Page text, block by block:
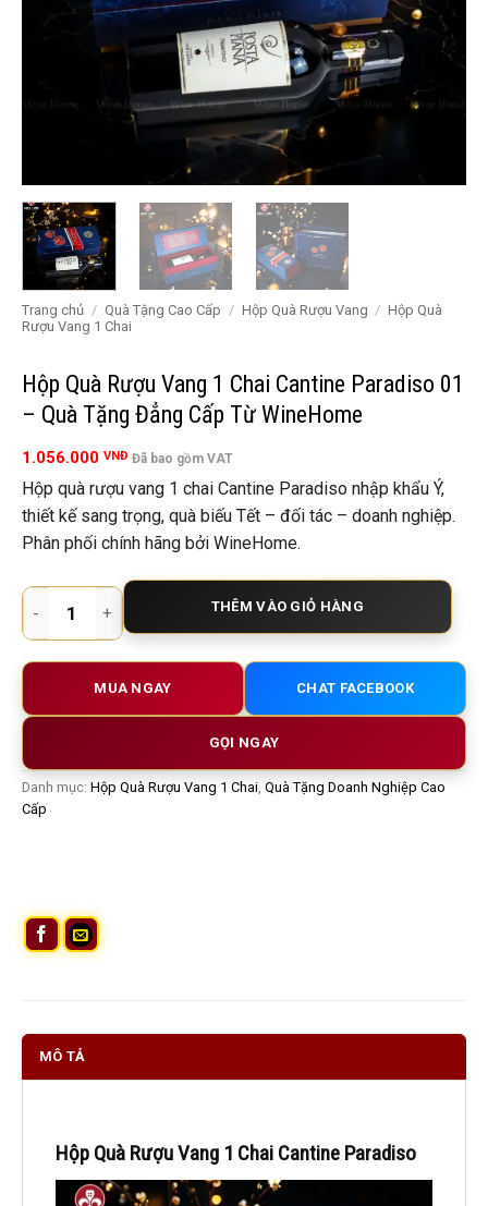
Trang chủ / Quà Tặng Cao Cấp / Hộp Quà Rượu Vang / Hộp Quà
Rượu Vang 1 Chai
Hộp Quà Rượu Vang 1 Chai Cantine Paradiso 01
– Quà Tặng Đẳng Cấp Từ WineHome
1.056.000 VNĐ Đã bao gồm VAT
Hộp quà rượu vang 1 chai Cantine Paradiso nhập khẩu Ý,
thiết kế sang trọng, quà biếu Tết – đối tác – doanh nghiệp.
Phân phối chính hãng bởi WineHome.
Hộp Quà Rượu Vang 1 Chai Cantine Paradiso 01 – Quà Tặng
THÊM VÀO GIỎ HÀNG
MUA NGAY CHAT FACEBOOK
GỌI NGAY
Danh mục: Hộp Quà Rượu Vang 1 Chai Quà Tặng Doanh Nghiệp Cao
Cấp
MÔ TẢ
Hộp Quà Rượu Vang 1 Chai Cantine Paradiso